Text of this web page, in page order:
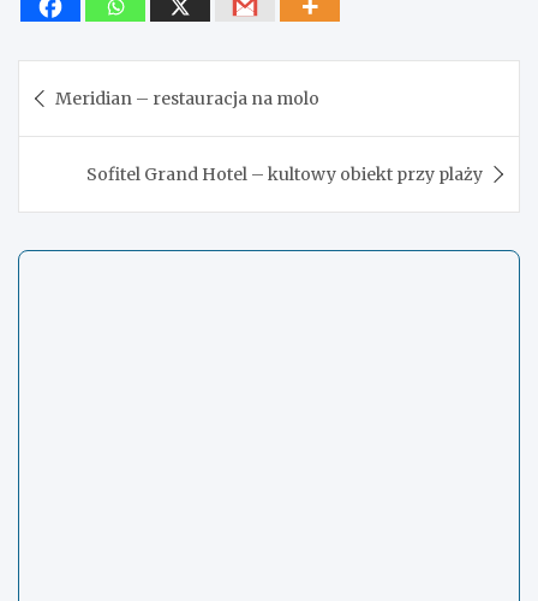
wpisu
Meridian – restauracja na molo
Sofitel Grand Hotel – kultowy obiekt przy plaży